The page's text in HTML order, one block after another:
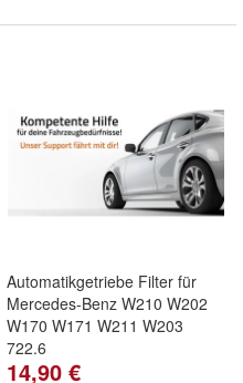
Automatikgetriebe Filter für
Mercedes-Benz W210 W202
W170 W171 W211 W203
722.6
14,90 €